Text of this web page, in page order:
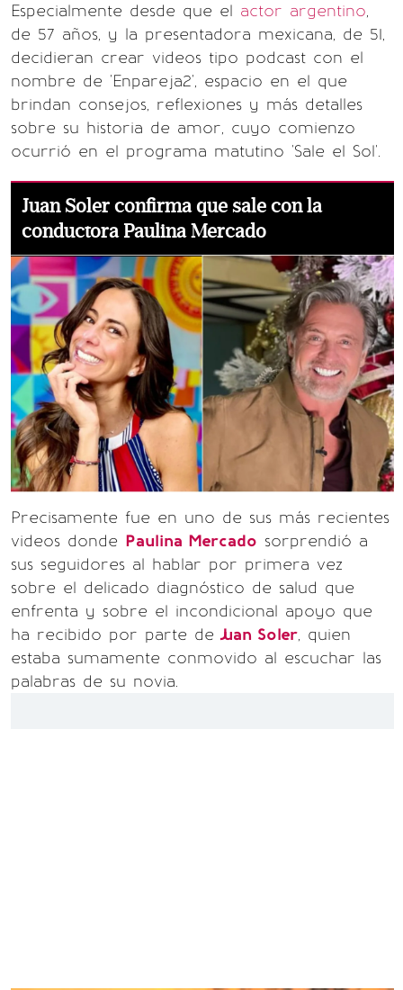
Especialmente desde que el actor argentino,
de 57 años, y la presentadora mexicana, de 51,
decidieran crear videos tipo podcast con el
nombre de 'Enpareja2', espacio en el que
brindan consejos, reflexiones y más detalles
sobre su historia de amor, cuyo comienzo
ocurrió en el programa matutino 'Sale el Sol'.
Juan Soler confirma que sale con la
conductora Paulina Mercado
Precisamente fue en uno de sus más recientes
videos donde Paulina Mercado sorprendió a
sus seguidores al hablar por primera vez
sobre el delicado diagnóstico de salud que
enfrenta y sobre el incondicional apoyo que
ha recibido por parte de Juan Soler, quien
estaba sumamente conmovido al escuchar las
palabras de su novia.